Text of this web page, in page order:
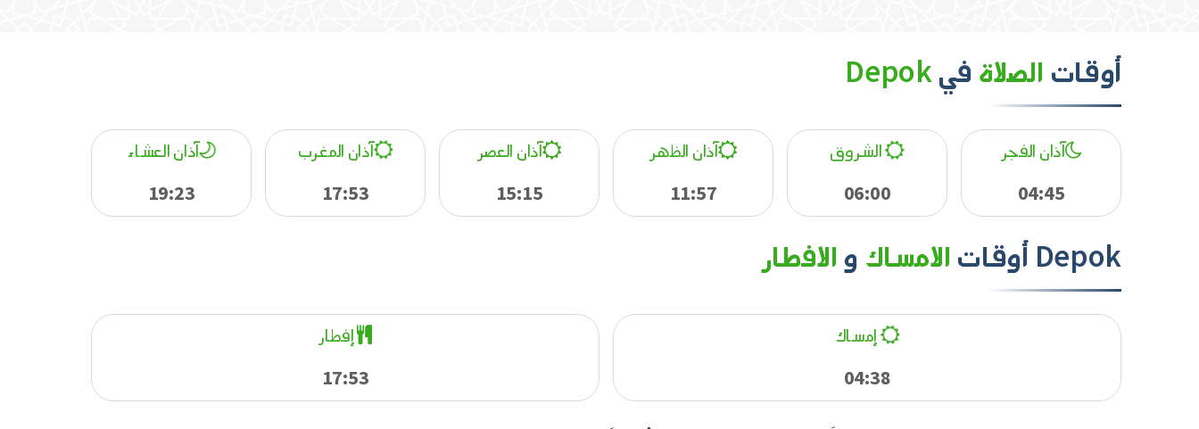
أوقات الصلاة فيDepok
آذان الفجر
04:45
الشروق
06:00
آذان الظهر
11:57
آذان العصر
15:15
آذان المغرب
17:53
آذان العشاء
19:23
Depok أوقات الامساك و الافطار
إمساك
04:38
إفطار
17:53